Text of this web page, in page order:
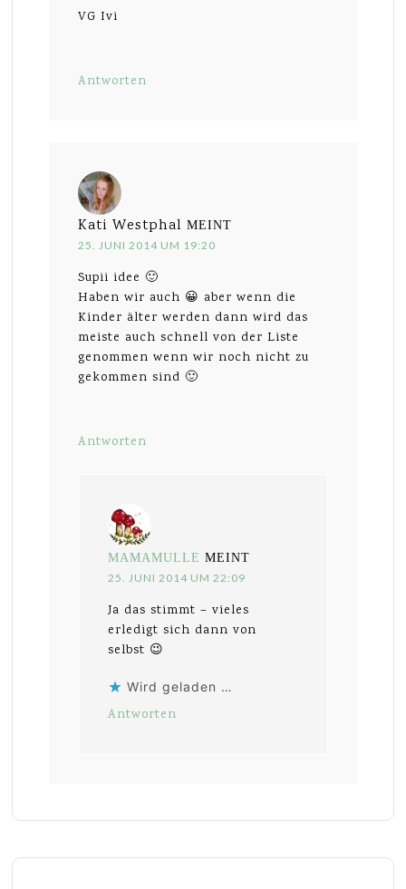
VG Ivi
Antworten
Kati Westphal MEINT
25. JUNI 2014 UM 19:20
Supii idee 🙂
Haben wir auch 😀 aber wenn die
Kinder älter werden dann wird das
meiste auch schnell von der Liste
genommen wenn wir noch nicht zu
gekommen sind 🙂
Antworten
MAMAMULLE MEINT
25. JUNI 2014 UM 22:09
Ja das stimmt – vieles
erledigt sich dann von
selbst 😉
Wird geladen …
Antworten